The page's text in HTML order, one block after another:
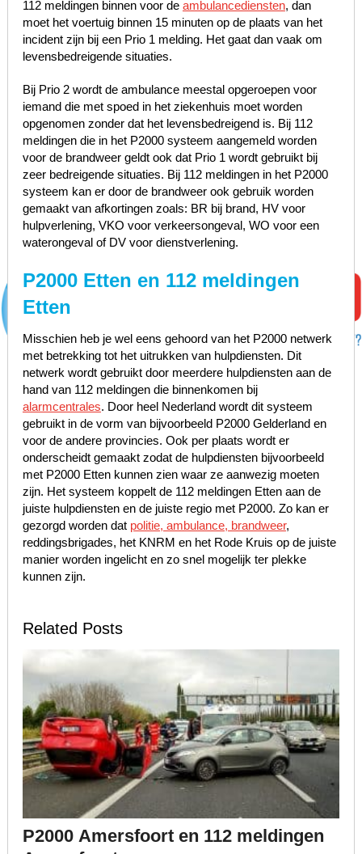
112 meldingen binnen voor de ambulancediensten, dan
moet het voertuig binnen 15 minuten op de plaats van het
incident zijn bij een Prio 1 melding. Het gaat dan vaak om
levensbedreigende situaties.
Bij Prio 2 wordt de ambulance meestal opgeroepen voor
iemand die met spoed in het ziekenhuis moet worden
opgenomen zonder dat het levensbedreigend is. Bij 112
meldingen die in het P2000 systeem aangemeld worden
voor de brandweer geldt ook dat Prio 1 wordt gebruikt bij
zeer bedreigende situaties. Bij 112 meldingen in het P2000
systeem kan er door de brandweer ook gebruik worden
gemaakt van afkortingen zoals: BR bij brand, HV voor
hulpverlening, VKO voor verkeersongeval, WO voor een
waterongeval of DV voor dienstverlening.
P2000 Etten en 112 meldingen
Etten
Misschien heb je wel eens gehoord van het P2000 netwerk
met betrekking tot het uitrukken van hulpdiensten. Dit
netwerk wordt gebruikt door meerdere hulpdiensten aan de
hand van 112 meldingen die binnenkomen bij
alarmcentrales. Door heel Nederland wordt dit systeem
gebruikt in de vorm van bijvoorbeeld P2000 Gelderland en
voor de andere provincies. Ook per plaats wordt er
onderscheidt gemaakt zodat de hulpdiensten bijvoorbeeld
met P2000 Etten kunnen zien waar ze aanwezig moeten
zijn. Het systeem koppelt de 112 meldingen Etten aan de
juiste hulpdiensten en de juiste regio met P2000. Zo kan er
gezorgd worden dat politie, ambulance, brandweer,
reddingsbrigades, het KNRM en het Rode Kruis op de juiste
manier worden ingelicht en zo snel mogelijk ter plekke
kunnen zijn.
Related Posts
P2000 Amersfoort en 112 meldingen